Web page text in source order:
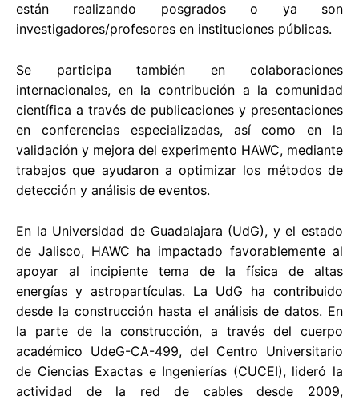
están realizando posgrados o ya son
investigadores/profesores en instituciones públicas.
Se participa también en colaboraciones
internacionales, en la contribución a la comunidad
científica a través de publicaciones y presentaciones
en conferencias especializadas, así como en la
validación y mejora del experimento HAWC, mediante
trabajos que ayudaron a optimizar los métodos de
detección y análisis de eventos.
En la Universidad de Guadalajara (UdG), y el estado
de Jalisco, HAWC ha impactado favorablemente al
apoyar al incipiente tema de la física de altas
energías y astropartículas. La UdG ha contribuido
desde la construcción hasta el análisis de datos. En
la parte de la construcción, a través del cuerpo
académico UdeG-CA-499, del Centro Universitario
de Ciencias Exactas e Ingenierías (CUCEI), lideró la
actividad de la red de cables desde 2009,